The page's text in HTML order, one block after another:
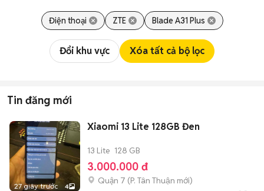
Điện thoại ZTE Blade A31 Plus
Đổi khu vực Xóa tất cả bộ lọc
Tin đăng mới
27 giây trước 4
Xiaomi 13 Lite 128GB Đen
13 Lite 128 GB
3.000.000 đ
Quận 7 (P. Tân Thuận mới)